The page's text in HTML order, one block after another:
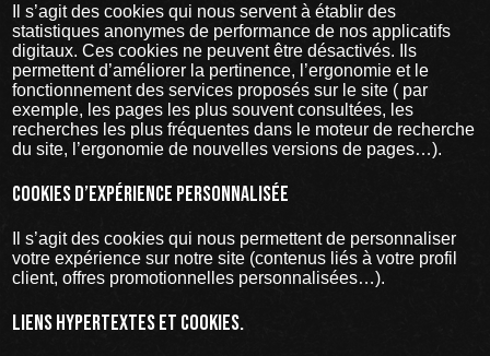
Il s’agit des cookies qui nous servent à établir des
statistiques anonymes de performance de nos applicatifs
digitaux. Ces cookies ne peuvent être désactivés. Ils
permettent d’améliorer la pertinence, l’ergonomie et le
fonctionnement des services proposés sur le site ( par
exemple, les pages les plus souvent consultées, les
recherches les plus fréquentes dans le moteur de recherche
du site, l’ergonomie de nouvelles versions de pages…).
Cookies d’expérience personnalisée
Il s’agit des cookies qui nous permettent de personnaliser
votre expérience sur notre site (contenus liés à votre profil
client, offres promotionnelles personnalisées…).
Liens hypertextes et cookies.